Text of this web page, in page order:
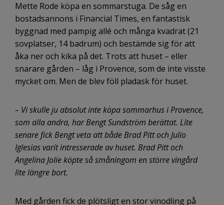
Mette Rode köpa en sommarstuga. De såg en
bostadsannons i Financial Times, en fantastisk
byggnad med pampig allé och många kvadrat (21
sovplatser, 14 badrum) och bestämde sig för att
åka ner och kika på det. Trots att huset – eller
snarare gården – låg i Provence, som de inte visste
mycket om. Men de blev föll pladask för huset.
– Vi skulle ju absolut inte köpa sommarhus i Provence,
som alla andra, har Bengt Sundström berättat. Lite
senare fick Bengt veta att både Brad Pitt och Julio
Iglesias varit intresserade av huset. Brad Pitt och
Angelina Jolie köpte så småningom en större vingård
lite längre bort.
Med gården fick de plötsligt en stor vinodling på